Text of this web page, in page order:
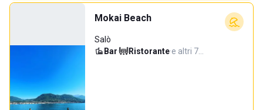
Mokai Beach
Salò
Bar· Ristorante·e altri 7…